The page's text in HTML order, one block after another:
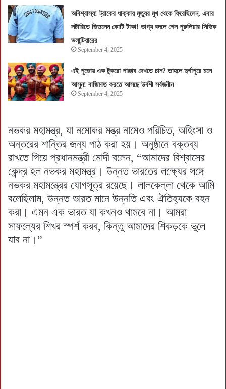
অবিশ্বাস্য! ট্রাকের ধাক্কায় মৃত্যুর মুখ থেকে ফিরেছিলেন, এবার
লটারিতে জিতলেন কোটি টাকা! ভাগ্য বদলে গেল পুরুলিয়ার সিভিক
ভলান্টিয়ারের
September 4, 2025
এই পুজোয় এক টুকরো পাঞ্জাব দেখতে চান? তাহলে দুর্গাপুরে চলে
আসুন! বাজিমাত করতে আসছে উর্বশী সর্বজনীন
September 4, 2025
নভকর মহামন্ত্র, যা নমোকর মন্ত্র নামেও পরিচিত, অহিংসা ও
অন্তরের শান্তির জন্য পাঠ করা হয়। অনুষ্ঠানে বক্তব্য
রাখতে গিয়ে প্রধানমন্ত্রী মোদী বলেন, “আমাদের বিশ্বাসের
কেন্দ্র হল নভকর মহামন্ত্র। উন্নত ভারতের লক্ষ্যের সঙ্গে
নভকর মহামন্ত্রের যোগসূত্র রয়েছে। লালকেল্লা থেকে আমি
বলেছিলাম, উন্নত ভারত মানে উন্নতি এবং ঐতিহ্যকে বহন
করা। এমন এক ভারত যা কখনও থামবে না। আমরা
সাফল্যের শিখর স্পর্শ করব, কিন্তু আমাদের শিকড়কে ভুলে
যাব না।”